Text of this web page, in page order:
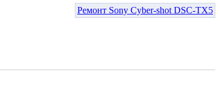
Ремонт Sony Cyber-shot DSC-TX5